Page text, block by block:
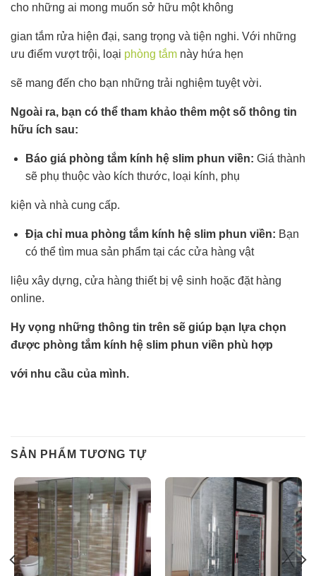
cho những ai mong muốn sở hữu một không
gian tắm rửa hiện đại, sang trọng và tiện nghi. Với những
ưu điểm vượt trội, loại phòng tắm này hứa hẹn
sẽ mang đến cho bạn những trải nghiệm tuyệt vời.
Ngoài ra, bạn có thể tham khảo thêm một số thông tin
hữu ích sau:
Báo giá phòng tắm kính hệ slim phun viền: Giá thành
sẽ phụ thuộc vào kích thước, loại kính, phụ
kiện và nhà cung cấp.
Địa chỉ mua phòng tắm kính hệ slim phun viền: Bạn
có thể tìm mua sản phẩm tại các cửa hàng vật
liệu xây dựng, cửa hàng thiết bị vệ sinh hoặc đặt hàng
online.
Hy vọng những thông tin trên sẽ giúp bạn lựa chọn
được phòng tắm kính hệ slim phun viền phù hợp
với nhu cầu của mình.
SẢN PHẨM TƯƠNG TỰ